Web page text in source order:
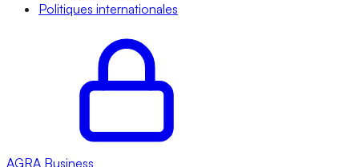
Politiques internationales
AGRA Business